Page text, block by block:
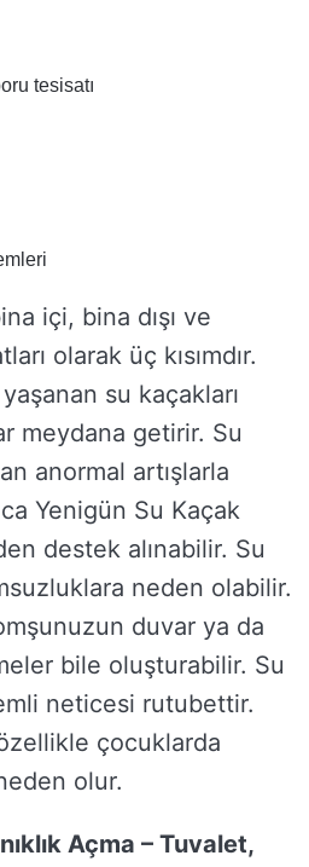
tesisatı
içi, bina dışı ve
olarak üç kısımdır.
su kaçakları
meydana getirir. Su
anormal artışlarla
Yenigün Su Kaçak
destek alınabilir. Su
neden olabilir.
duvar ya da
bile oluşturabilir. Su
neticesi rutubettir.
çocuklarda
olur.
Açma – Tuvalet,